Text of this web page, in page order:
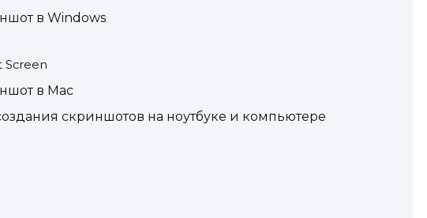
в Windows
Screen
в Mac
скриншотов на ноутбуке и компьютере